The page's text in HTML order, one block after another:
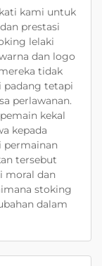
kami untuk
prestasi
lelaki
dan logo
tidak
padang tetapi
perlawanan.
kekal
kepada
permainan
tersebut
moral dan
stoking
dalam